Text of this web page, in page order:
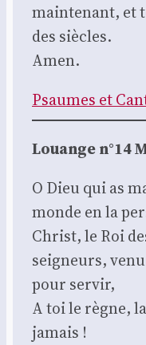
main­te­nant, et
des siècles.
Amen.
Psaumes et
Louange n°14
O Dieu qui as
monde en la
Christ, le Roi
sei­gneurs,
pour ser­vir,
A toi le règne,
jamais !